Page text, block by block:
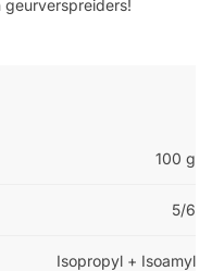
100 g
5/6
Isopropyl + Isoamyl